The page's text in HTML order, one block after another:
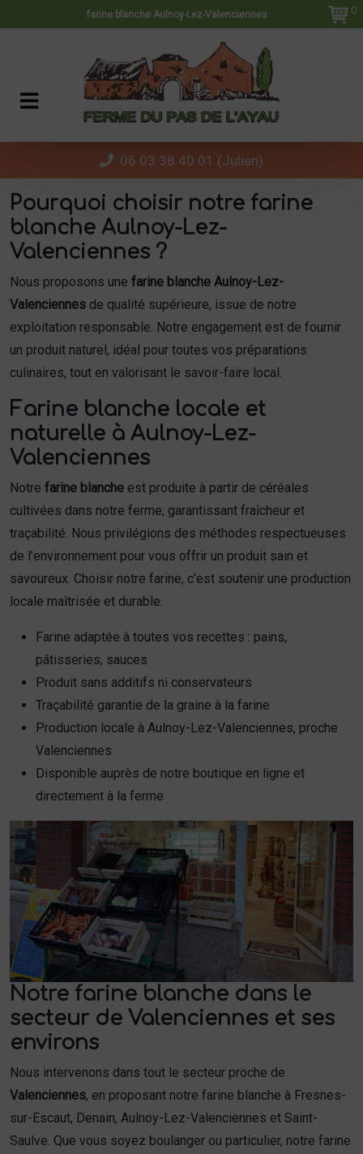
farine blanche Aulnoy-Lez-Valenciennes 0
06 03 38 40 01 (Julien)
Pourquoi choisir notre farine
blanche Aulnoy-Lez-
Valenciennes ?
Nous proposons une farine blanche Aulnoy-Lez-
Valenciennes de qualité supérieure, issue de notre
exploitation responsable. Notre engagement est de fournir
un produit naturel, idéal pour toutes vos préparations
culinaires, tout en valorisant le savoir-faire local.
Farine blanche locale et
naturelle à Aulnoy-Lez-
Valenciennes
Notre farine blanche est produite à partir de céréales
cultivées dans notre ferme, garantissant fraîcheur et
traçabilité. Nous privilégions des méthodes respectueuses
de l’environnement pour vous offrir un produit sain et
savoureux. Choisir notre farine, c’est soutenir une production
locale maîtrisée et durable.
Farine adaptée à toutes vos recettes : pains,
pâtisseries, sauces
Produit sans additifs ni conservateurs
Traçabilité garantie de la graine à la farine
Production locale à Aulnoy-Lez-Valenciennes, proche
Valenciennes
Disponible auprès de notre boutique en ligne et
directement à la ferme
Notre farine blanche dans le
secteur de Valenciennes et ses
environs
Nous intervenons dans tout le secteur proche de
Valenciennes, en proposant notre farine blanche à Fresnes-
sur-Escaut, Denain, Aulnoy-Lez-Valenciennes et Saint-
Saulve. Que vous soyez boulanger ou particulier, notre farine
Panneau de gestion des cookies